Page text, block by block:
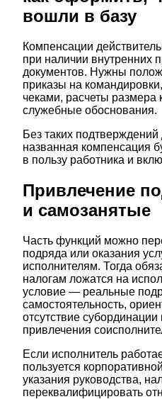
вошли в базу
Компенсации
при наличии внутренних
документов. Нужны
приказы на
чеками, расчеты
служебные обоснования.
Без таких
названная компенсация
в пользу работника и
Привлечение
и самозанятые
Часть функций можно
подряда или оказания
исполнителям. Тогда
налогам ложатся на
условие — реальные
самостоятельность,
отсутствие
привлечения
Если исполнитель
пользуется
указания руководства,
переквалифицировать